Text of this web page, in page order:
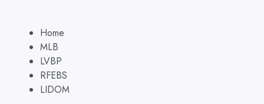
Home
MLB
LVBP
RFEBS
LIDOM